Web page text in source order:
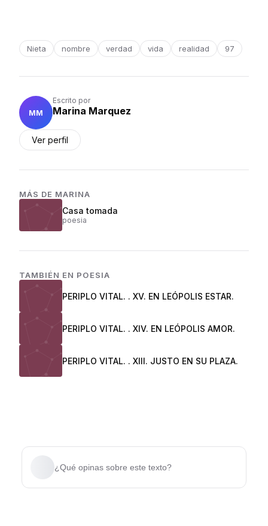
Nieta nombre verdad vida realidad 97
MM
Escrito por
Marina Marquez
Ver perfil
MÁS DE MARINA
Casa tomada
poesia
TAMBIÉN EN POESIA
PERIPLO VITAL. . XV. EN LEÓPOLIS ESTAR.
PERIPLO VITAL. . XIV. EN LEÓPOLIS AMOR.
PERIPLO VITAL. . XIII. JUSTO EN SU PLAZA.
¿Qué opinas sobre este texto?